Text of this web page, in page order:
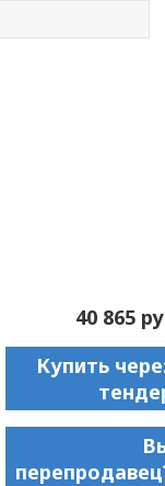
40 865
Купить